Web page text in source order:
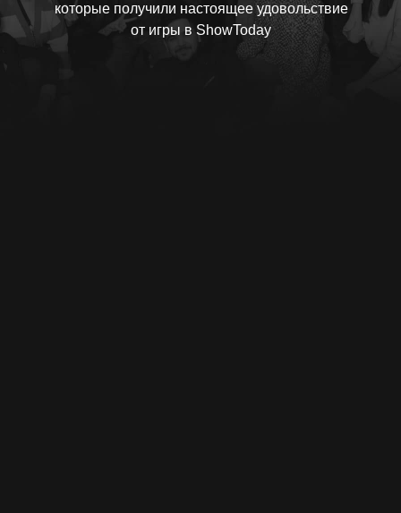
которые получили настоящее удовольствие
от игры в ShowToday